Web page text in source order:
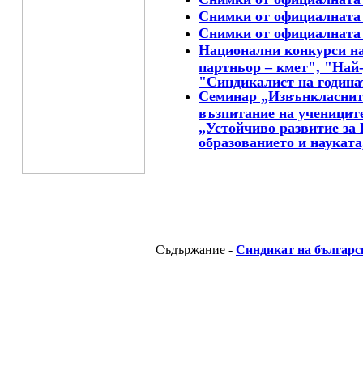
Снимки от
Снимки от
Национални конкурси
партньор – кмет",
"Синдикалист на
Семинар
възпитание на
„Устойчиво развитие
образованието и
Съдържание - Синдикат на